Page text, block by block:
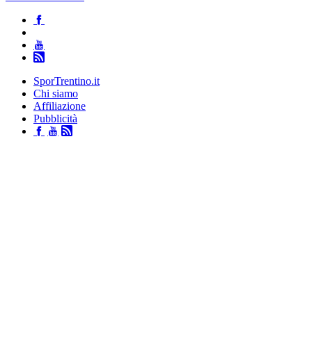
SporTrentino.it
Chi siamo
Affiliazione
Pubblicità